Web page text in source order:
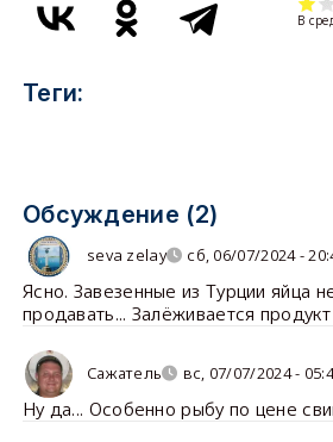
В
Теги:
Обсуждение (2)
seva zelay сб, 06/07/2024 -
Ясно. Завезенные из Турции яйца
продавать... Залёживается продукт
Сажатель вс, 07/07/2024 -
Ну да... Особенно рыбу по цене